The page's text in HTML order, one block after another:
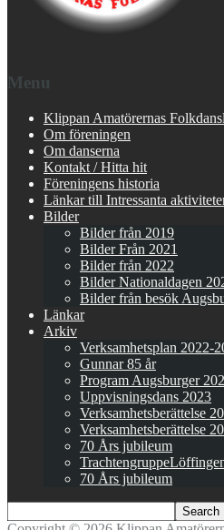
Menu
Klippan Amatörernas
Om föreningen
Om danserna
Kontakt / Hitta hit
Föreningens historia
Länkar till Intressanta
Bilder
Bilder från 2019
Bilder Från 2021
Bilder från 2022
Bilder Nationaldagen
Bilder från besök
Länkar
Arkiv
Verksamhetsplan 2022-
Gunnar 85 år
Program Augsburger
Uppvisningsdans 2023
Verksamhetsberättelse
Verksamhetsberättelse
70 Års jubileum
70 Års jubileum